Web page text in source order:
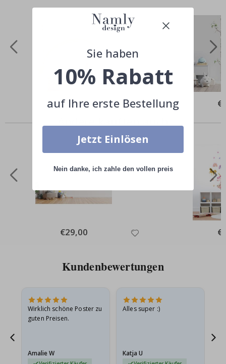
Special
Price
€79,00
Special
Price
€29,00
Kundenbewertungen
Wirklich schöne Poster zu
guten Preisen.
Amalie W
Alles super :)
Katja U
Sie haben
10% Rabatt
auf Ihre erste Bestellung
Jetzt Einlösen
Nein danke, ich zahle den vollen preis